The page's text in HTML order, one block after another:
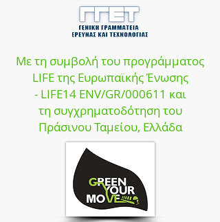
Με τη συμβολή του προγράμματος
LIFE της Ευρωπαϊκής Ένωσης
- LIFE14 ENV/GR/000611 και
τη συγχρηματοδότηση του
Πράσινου Ταμείου, Ελλάδα